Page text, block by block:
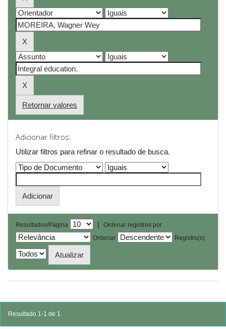
Retornar valores
Adicionar filtros:
Utilizar filtros para refinar o resultado de busca.
Resultados/Página |
Ordenar registros por
Ordenar
Registro(s)
Resultado 1-1 de 1.